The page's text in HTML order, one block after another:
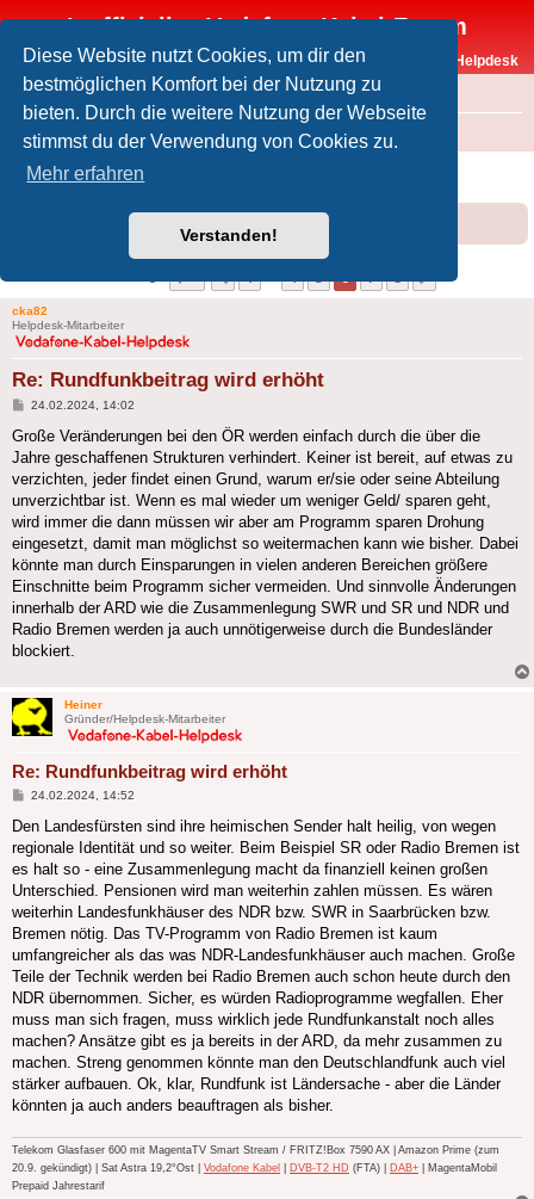
Diese Website nutzt Cookies, um dir den
bestmöglichen Komfort bei der Nutzung zu
bieten. Durch die weitere Nutzung der Webseite
stimmst du der Verwendung von Cookies zu.
Mehr erfahren
Verstanden!
Inoffizielles Vodafone-Kabel-Forum
Vodafone-Kabel-Helpdesk
FAQ
Foren-Übersicht Offtopic
Rundfunkbeitrag wird erhöht
Vorherige
1 4 5 6 7 8 Nächste
cka82
Helpdesk-Mitarbeiter
Re: Rundfunkbeitrag wird erhöht
Beitrag
24.02.2024, 14:02
Große Veränderungen bei den ÖR werden einfach durch die über die
Jahre geschaffenen Strukturen verhindert. Keiner ist bereit, auf etwas zu
verzichten, jeder findet einen Grund, warum er/sie oder seine Abteilung
unverzichtbar ist. Wenn es mal wieder um weniger Geld/ sparen geht,
wird immer die dann müssen wir aber am Programm sparen Drohung
eingesetzt, damit man möglichst so weitermachen kann wie bisher. Dabei
könnte man durch Einsparungen in vielen anderen Bereichen größere
Einschnitte beim Programm sicher vermeiden. Und sinnvolle Änderungen
innerhalb der ARD wie die Zusammenlegung SWR und SR und NDR und
Radio Bremen werden ja auch unnötigerweise durch die Bundesländer
blockiert.
Heiner
Gründer/Helpdesk-Mitarbeiter
Re: Rundfunkbeitrag wird erhöht
Beitrag
24.02.2024, 14:52
Den Landesfürsten sind ihre heimischen Sender halt heilig, von wegen
regionale Identität und so weiter. Beim Beispiel SR oder Radio Bremen ist
es halt so - eine Zusammenlegung macht da finanziell keinen großen
Unterschied. Pensionen wird man weiterhin zahlen müssen. Es wären
weiterhin Landesfunkhäuser des NDR bzw. SWR in Saarbrücken bzw.
Bremen nötig. Das TV-Programm von Radio Bremen ist kaum
umfangreicher als das was NDR-Landesfunkhäuser auch machen. Große
Teile der Technik werden bei Radio Bremen auch schon heute durch den
NDR übernommen. Sicher, es würden Radioprogramme wegfallen. Eher
muss man sich fragen, muss wirklich jede Rundfunkanstalt noch alles
machen? Ansätze gibt es ja bereits in der ARD, da mehr zusammen zu
machen. Streng genommen könnte man den Deutschlandfunk auch viel
stärker aufbauen. Ok, klar, Rundfunk ist Ländersache - aber die Länder
könnten ja auch anders beauftragen als bisher.
Telekom Glasfaser 600 mit MagentaTV Smart Stream / FRITZ!Box 7590 AX | Amazon Prime (zum
20.9. gekündigt) | Sat Astra 19,2°Ost | Vodafone Kabel DVB-T2 HD (FTA) | DAB+ | MagentaMobil
Prepaid Jahrestarif